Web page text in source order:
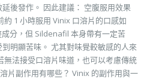
後發作。 因此建議： 空腹服用效果
1 小時服用 Vinix 口溶片的口感如
分，但 Sildenafil 本身帶有一定苦
明顯苦味。 尤其對味覺較敏感的人來
無法接受口溶片味道，也可以考慮傳統
片副作用有哪些？ Vinix 的副作用與一